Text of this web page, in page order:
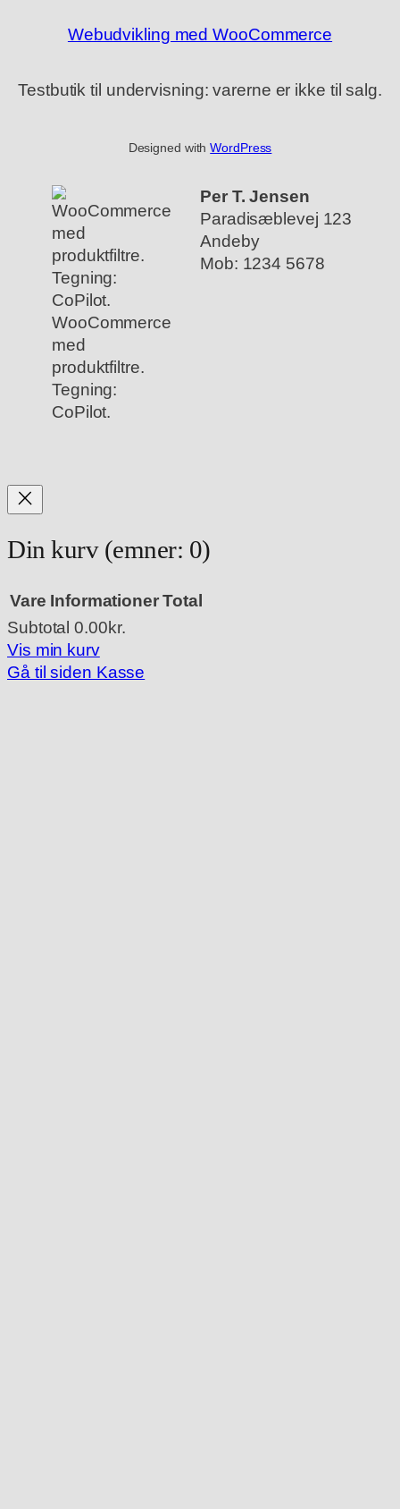
Webudvikling med WooCommerce
Testbutik til undervisning: varerne er ikke til salg.
Designed withWordPress
WooCommerce
med
produktfiltre.
Tegning:
CoPilot.
Per T. Jensen
Paradisæblevej 123
Andeby
Mob: 1234 5678
Din kurv (emner: 0)
Varer
i
Vare Informationer Total
Subtotal0.00kr.
Vis min kurv
Gå til siden Kasse